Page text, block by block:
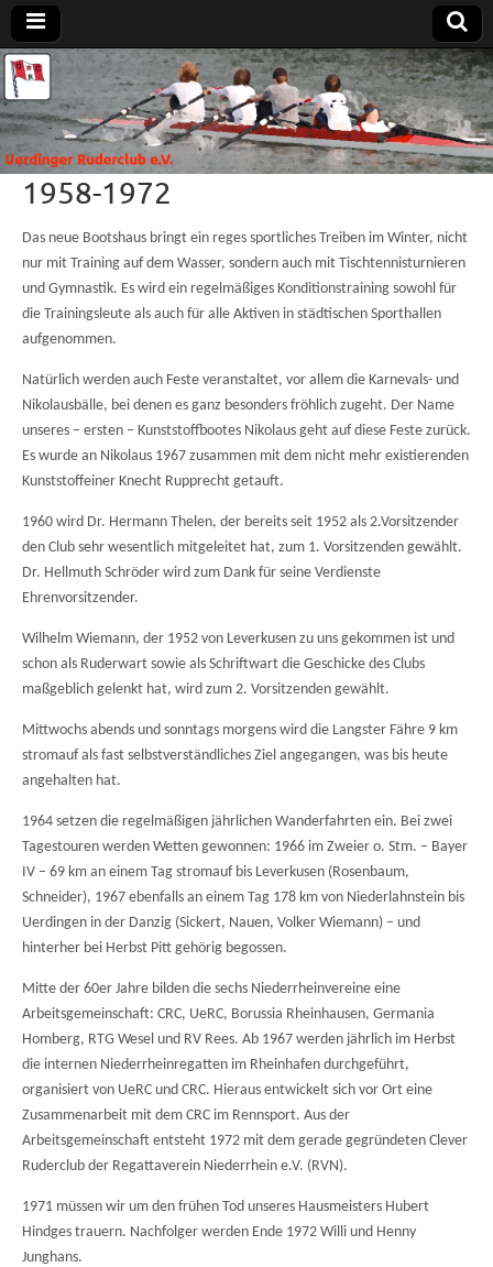
Uerdinger
Ruderclub
e.V.
Rudern in
Krefeld-
Uerdingen
1958-1972
Das neue Bootshaus bringt ein reges sportliches Treiben im Winter, nicht
nur mit Training auf dem Wasser, sondern auch mit Tischtennisturnieren
und Gymnastik. Es wird ein regelmäßiges Konditionstraining sowohl für
die Trainingsleute als auch für alle Aktiven in städtischen Sporthallen
aufgenommen.
Natürlich werden auch Feste veranstaltet, vor allem die Karnevals- und
Nikolausbälle, bei denen es ganz besonders fröhlich zugeht. Der Name
unseres – ersten – Kunststoffbootes Nikolaus geht auf diese Feste zurück.
Es wurde an Nikolaus 1967 zusammen mit dem nicht mehr existierenden
Kunststoffeiner Knecht Rupprecht getauft.
1960 wird Dr. Hermann Thelen, der bereits seit 1952 als 2.Vorsitzender
den Club sehr wesentlich mitgeleitet hat, zum 1. Vorsitzenden gewählt.
Dr. Hellmuth Schröder wird zum Dank für seine Verdienste
Ehrenvorsitzender.
Wilhelm Wiemann, der 1952 von Leverkusen zu uns gekommen ist und
schon als Ruderwart sowie als Schriftwart die Geschicke des Clubs
maßgeblich gelenkt hat, wird zum 2. Vorsitzenden gewählt.
Mittwochs abends und sonntags morgens wird die Langster Fähre 9 km
stromauf als fast selbstverständliches Ziel angegangen, was bis heute
angehalten hat.
1964 setzen die regelmäßigen jährlichen Wanderfahrten ein. Bei zwei
Tagestouren werden Wetten gewonnen: 1966 im Zweier o. Stm. – Bayer
IV – 69 km an einem Tag stromauf bis Leverkusen (Rosenbaum,
Schneider), 1967 ebenfalls an einem Tag 178 km von Niederlahnstein bis
Uerdingen in der Danzig (Sickert, Nauen, Volker Wiemann) – und
hinterher bei Herbst Pitt gehörig begossen.
Mitte der 60er Jahre bilden die sechs Niederrheinvereine eine
Arbeitsgemeinschaft: CRC, UeRC, Borussia Rheinhausen, Germania
Homberg, RTG Wesel und RV Rees. Ab 1967 werden jährlich im Herbst
die internen Niederrheinregatten im Rheinhafen durchgeführt,
organisiert von UeRC und CRC. Hieraus entwickelt sich vor Ort eine
Zusammenarbeit mit dem CRC im Rennsport. Aus der
Arbeitsgemeinschaft entsteht 1972 mit dem gerade gegründeten Clever
Ruderclub der Regattaverein Niederrhein e.V. (RVN).
1971 müssen wir um den frühen Tod unseres Hausmeisters Hubert
Hindges trauern. Nachfolger werden Ende 1972 Willi und Henny
Junghans.